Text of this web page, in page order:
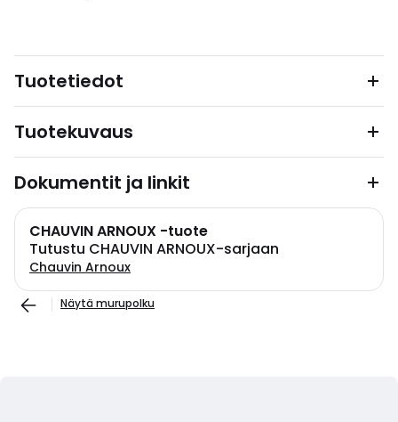
Tuotetiedot
Tuotekuvaus
Dokumentit ja linkit
CHAUVIN ARNOUX -tuote
Tutustu CHAUVIN ARNOUX-sarjaan
Chauvin Arnoux
Näytä murupolku